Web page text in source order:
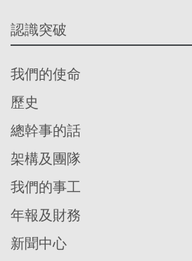
認識突破
我們的使命
歷史
總幹事的話
架構及團隊
我們的事工
年報及財務
新聞中心